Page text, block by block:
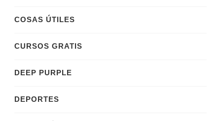
COSAS ÚTILES
CURSOS GRATIS
DEEP PURPLE
DEPORTES